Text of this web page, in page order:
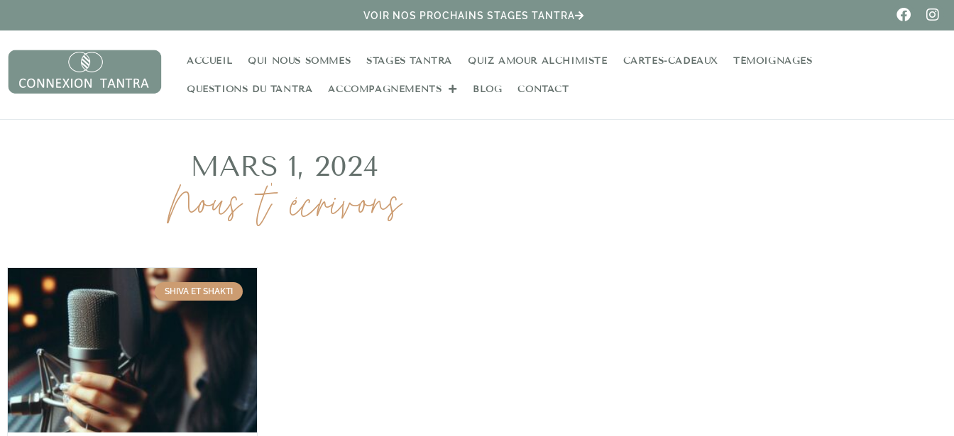
VOIR NOS PROCHAINS STAGES TANTRA
ACCUEIL QUI NOUS SOMMES STAGES TANTRA QUIZ AMOUR ALCHIMISTE CARTES-CADEAUX TÉMOIGNAGES
QUESTIONS DU TANTRA ACCOMPAGNEMENTS BLOG CONTACT
MARS 1, 2024
Nous t' écrivons
SHIVA ET SHAKTI